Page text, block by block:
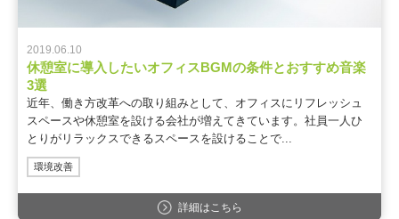
2019.06.10
休憩室に導入したいオフィスBGMの条件とおすすめ音楽
3選
近年、働き方改革への取り組みとして、オフィスにリフレッシュ
スペースや休憩室を設ける会社が増えてきています。社員一人ひ
とりがリラックスできるスペースを設けることで...
環境改善
詳細はこちら